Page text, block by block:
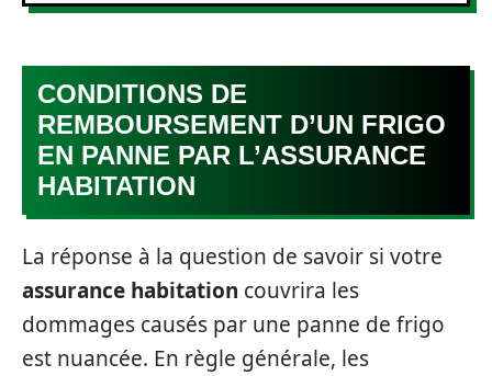
CONDITIONS DE
REMBOURSEMENT D’UN FRIGO
EN PANNE PAR L’ASSURANCE
HABITATION
La réponse à la question de savoir si votre
assurance habitation couvrira les
dommages causés par une panne de frigo
est nuancée. En règle générale, les